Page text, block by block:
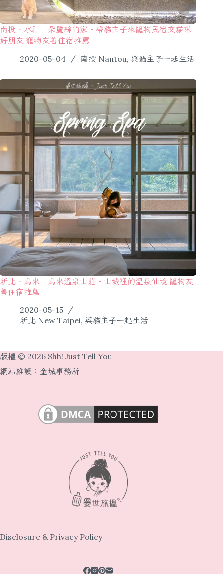
南投、水社｜朵麗絲的家・帶貓主子來寵物民宿交貓咪
好朋友 寵物友善住宿推薦
2020-05-04
南投 Nantou, 與貓主子一起生活
新北、烏來｜烏來溫泉山莊・山城裡的溫泉仙境 寵物友
善住宿推薦
2020-05-15
新北 New Taipei, 與貓主子一起生活
版權 © 2026 Shh! Just Tell You
網站維護： 金城事務所
Disclosure & Privacy Policy